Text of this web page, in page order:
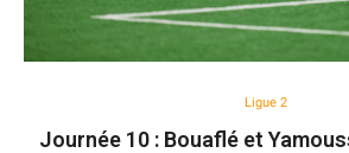
Ligue 2
Journée 10 : Bouaflé et